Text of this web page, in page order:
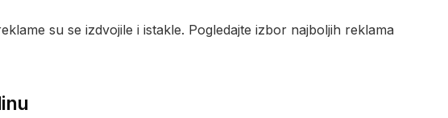
su se izdvojile i istakle. Pogledajte izbor najboljih reklama